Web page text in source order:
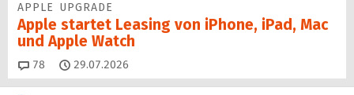
APPLE UPGRADE
Apple startet Leasing von iPhone, iPad, Mac
und Apple Watch
78 Kommentare
29.07.2026